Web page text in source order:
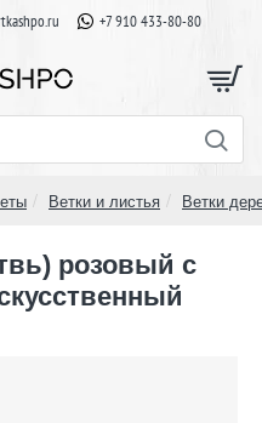
+7 910 433-80-80
Ветки и листья Ветки
розовый с